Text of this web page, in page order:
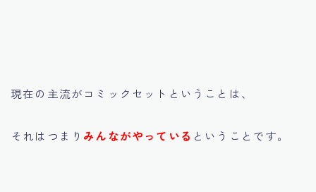
現在の主流がコミックセットということは、
それはつまり みんながやっている ということです。